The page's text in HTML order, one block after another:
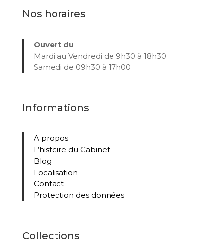
Nos horaires
Ouvert du
Mardi au Vendredi de 9h30 à 18h30
Samedi de 09h30 à 17h00
Informations
A propos
L’histoire du Cabinet
Blog
Localisation
Contact
Protection des données
Collections